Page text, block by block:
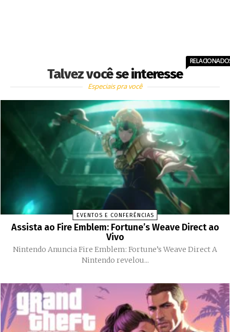
Talvez você se interesse
Especiais pra você
EVENTOS E CONFERÊNCIAS
Assista ao Fire Emblem: Fortune’s Weave Direct ao
Vivo
Nintendo Anuncia Fire Emblem: Fortune’s Weave Direct A
Nintendo revelou...